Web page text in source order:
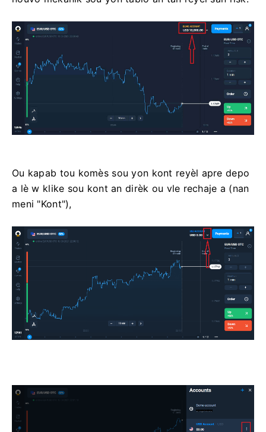
Ou kapab tou komès sou yon kont reyèl apre depo
a lè w klike sou kont an dirèk ou vle rechaje a (nan
meni "Kont"),